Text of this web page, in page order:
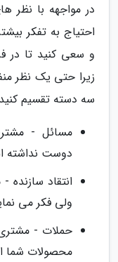
در مواجهه با نظر
احتیاج به تفکر
و سعی کنید تا در
زیرا حتی یک نظر
سه دسته تقسیم
مسائل -
دوست نداشته
انتقاد
ولی فکر می
حملات -
محصولات شما